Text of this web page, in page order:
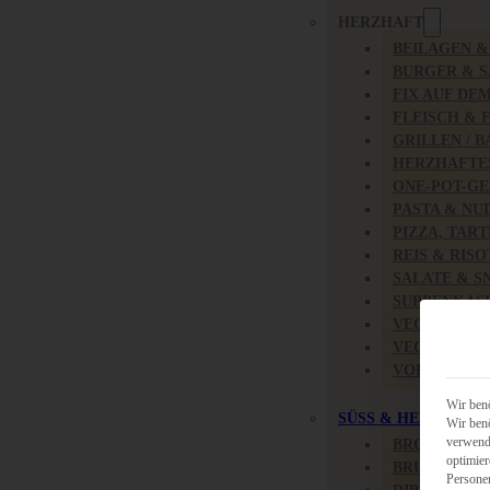
HERZHAFT
SALATE &
SÜSS & HERZHAFT
BRUNCH &
Wir
Wir